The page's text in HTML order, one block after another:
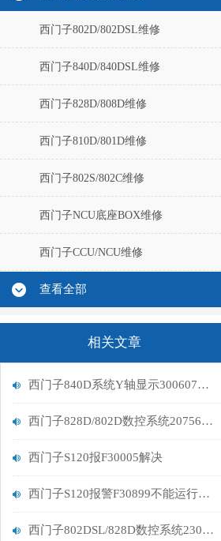
西门子802D/802DSL维修
西门子840D/840DSL维修
西门子828D/808D维修
西门子810D/801D维修
西门子802S/802C维修
西门子NCU底座BOX维修
西门子CCU/NCU维修
查看全部
相关文章
西门子840D系统Y轴显示300607故障排查
西门子828D/802D数控系统207565报警维修处理
西门子S120报F30005解决
西门子S120报警F30899不能运行解决维修
西门子802DSL/828D数控系统230005功率单元过载分析